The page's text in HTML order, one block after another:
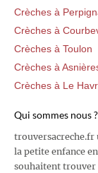
Crèches à
Crèches à
Crèches à Toulon
Crèches à
Crèches à Le
Qui sommes nous ?
trouversacreche.fr
la petite enfance
souhaitent trouver